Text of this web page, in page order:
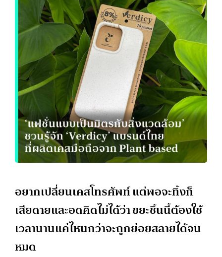
อยากเปลี่ยนเคสโทรศัพท์ แต่พอจะทิ้งก็
เสียดายและอดคิดไม่ได้ว่า ขยะชิ้นนี้ต้องใช้
เวลานานแค่ไหนกว่าจะถูกย่อยสลายได้จน
หมด